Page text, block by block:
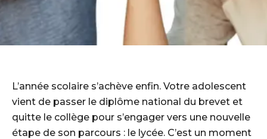
L’année scolaire s’achève enfin. Votre adolescent
vient de passer le diplôme national du brevet et
quitte le collège pour s’engager vers une nouvelle
étape de son parcours : le lycée. C’est un moment